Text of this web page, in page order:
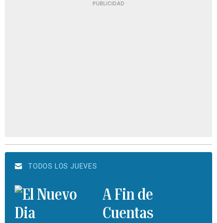
PUBLICIDAD
TODOS LOS JUEVES
A Fin de
Cuentas